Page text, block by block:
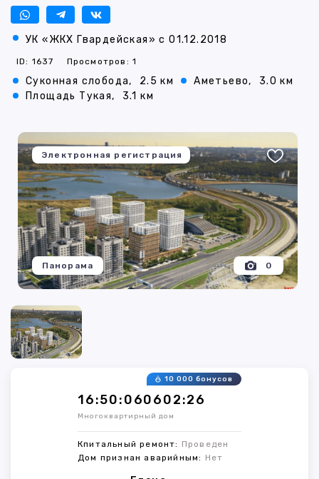
УК «ЖКХ Гвардейская» с 01.12.2018
ID: 1637 Просмотров: 1
Суконная слобода, 2.5 км Аметьево,
3.0 км
Площадь Тукая,
3.1 км
Электронная регистрация
0
Панорама
16:50:060602:26
10 000 бонусов
Многоквартирный дом
Кпитальный ремонт: Проведен
Дом признан аварийным: Нет